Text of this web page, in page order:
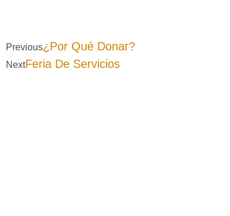
Previous¿Por Qué Donar?
NextFeria De Servicios